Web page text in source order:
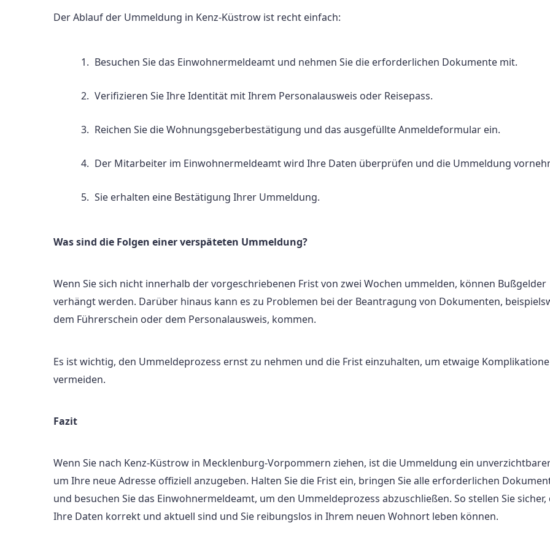
Der Ablauf der Ummeldung in Kenz-Küstrow ist recht einfach:
Besuchen Sie das Einwohnermeldeamt und nehmen Sie die erforderlichen Dokumente mit.
Verifizieren Sie Ihre Identität mit Ihrem Personalausweis oder Reisepass.
Reichen Sie die Wohnungsgeberbestätigung und das ausgefüllte Anmeldeformular ein.
Der Mitarbeiter im Einwohnermeldeamt wird Ihre Daten überprüfen und die Ummeldung
Sie erhalten eine Bestätigung Ihrer Ummeldung.
Was sind die Folgen einer verspäteten Ummeldung?
Wenn Sie sich nicht innerhalb der vorgeschriebenen Frist von zwei Wochen ummelden, können Bußgelder
verhängt werden. Darüber hinaus kann es zu Problemen bei der Beantragung von Dokumenten,
dem Führerschein oder dem Personalausweis, kommen.
Es ist wichtig, den Ummeldeprozess ernst zu nehmen und die Frist einzuhalten, um etwaige
vermeiden.
Fazit
Wenn Sie nach Kenz-Küstrow in Mecklenburg-Vorpommern ziehen, ist die Ummeldung ein
um Ihre neue Adresse offiziell anzugeben. Halten Sie die Frist ein, bringen Sie alle erforderlichen
und besuchen Sie das Einwohnermeldeamt, um den Ummeldeprozess abzuschließen. So stellen Sie sicher,
Ihre Daten korrekt und aktuell sind und Sie reibungslos in Ihrem neuen Wohnort leben können.